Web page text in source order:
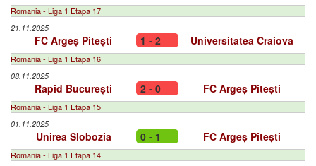
Romania - Liga 1 Etapa 17
21.11.2025
FC Argeș Pitești 1 - 2 Universitatea Craiova
Romania - Liga 1 Etapa 16
08.11.2025
Rapid București 2 - 0 FC Argeș Pitești
Romania - Liga 1 Etapa 15
01.11.2025
Unirea Slobozia 0 - 1 FC Argeș Pitești
Romania - Liga 1 Etapa 14